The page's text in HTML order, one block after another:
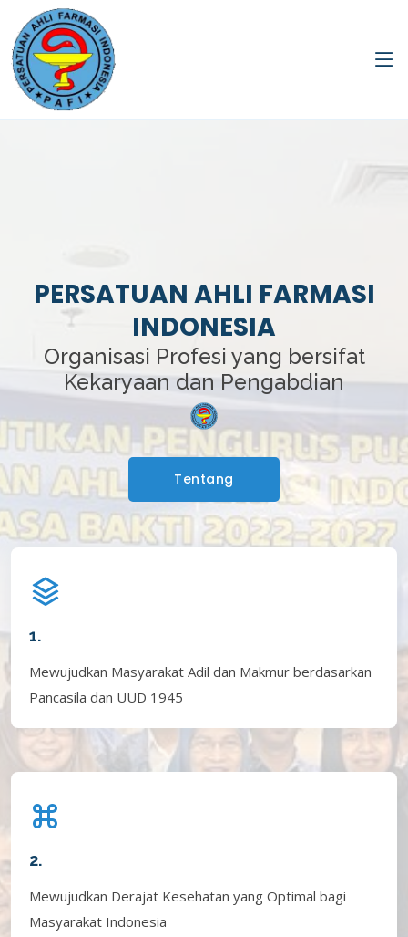
PERSATUAN AHLI FARMASI
INDONESIA
Organisasi Profesi yang bersifat
Kekaryaan dan Pengabdian
Tentang
1.
Mewujudkan Masyarakat Adil dan Makmur berdasarkan
Pancasila dan UUD 1945
2.
Mewujudkan Derajat Kesehatan yang Optimal bagi
Masyarakat Indonesia